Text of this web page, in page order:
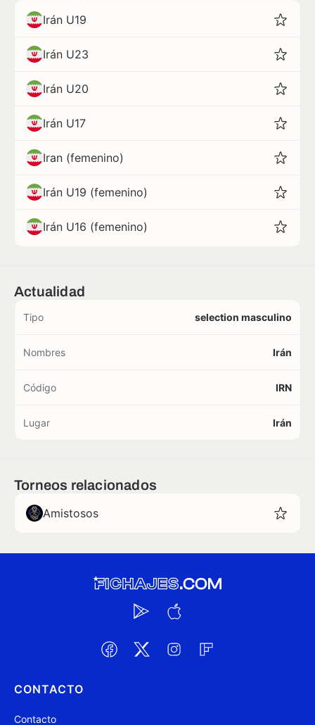
Irán U19
Irán U23
Irán U20
Irán U17
Iran (femenino)
Irán U19 (femenino)
Irán U16 (femenino)
Actualidad
Tipo selection masculino
Nombres Irán
Código IRN
Lugar Irán
Torneos relacionados
Amistosos
CONTACTO
Contacto